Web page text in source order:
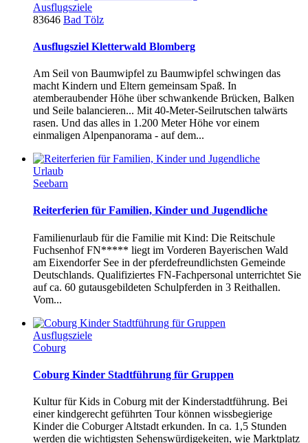
Ausflugsziele
83646 Bad Tölz
Ausflugsziel Kletterwald Blomberg
Am Seil von Baumwipfel zu Baumwipfel schwingen das
macht Kindern und Eltern gemeinsam Spaß. In
atemberaubender Höhe über schwankende Brücken, Balken
und Seile balancieren... Mit 40-Meter-Seilrutschen talwärts
rasen. Und das alles in 1.200 Meter Höhe vor einem
einmaligen Alpenpanorama - auf dem...
Urlaub
Seebarn
Reiterferien für Familien, Kinder und Jugendliche
Familienurlaub für die Familie mit Kind: Die Reitschule
Fuchsenhof FN***** liegt im Vorderen Bayerischen Wald
am Eixendorfer See in der pferdefreundlichsten Gemeinde
Deutschlands. Qualifiziertes FN-Fachpersonal unterrichtet Sie
auf ca. 60 gutausgebildeten Schulpferden in 3 Reithallen.
Vom...
Ausflugsziele
Coburg
Coburg Kinder Stadtführung für Gruppen
Kultur für Kids in Coburg mit der Kinderstadtführung. Bei
einer kindgerecht geführten Tour können wissbegierige
Kinder die Coburger Altstadt erkunden. In ca. 1,5 Stunden
werden die wichtigsten Sehenswürdigekeiten, wie Marktplatz